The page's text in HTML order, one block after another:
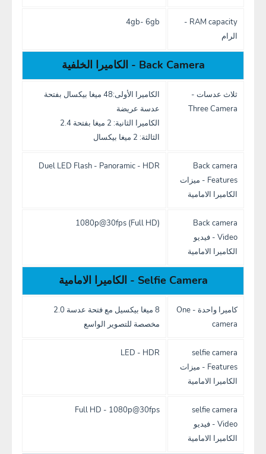
RAM capacity -
الرام
4gb- 6gb
Back Camera - الكاميرا الخلفية
ثلاث عدسات -
Three Camera
الكاميرا الأولى:48 ميغا بيكسال بفتحة
عدسة عريضة
الكاميرا الثانية: 2 ميغا بفتحة 2.4
الثالثة: 2 ميغا بيكسال
Back camera
Features - ميزات
الكاميرا الامامية
Duel LED Flash - Panoramic - HDR
Back camera
Video - فيديو
الكاميرا الامامية
(Full HD) 1080p@30fps
Selfie Camera - الكاميرا الامامية
كاميرا واحدة - One
camera
8 ميغا بيكسيل مع فتحة عدسة 2.0
مخصصة للتصوير الواسع
selfie camera
Features - ميزات
الكاميرا الامامية
LED - HDR
selfie camera
Video - فيديو
الكاميرا الامامية
Full HD - 1080p@30fps